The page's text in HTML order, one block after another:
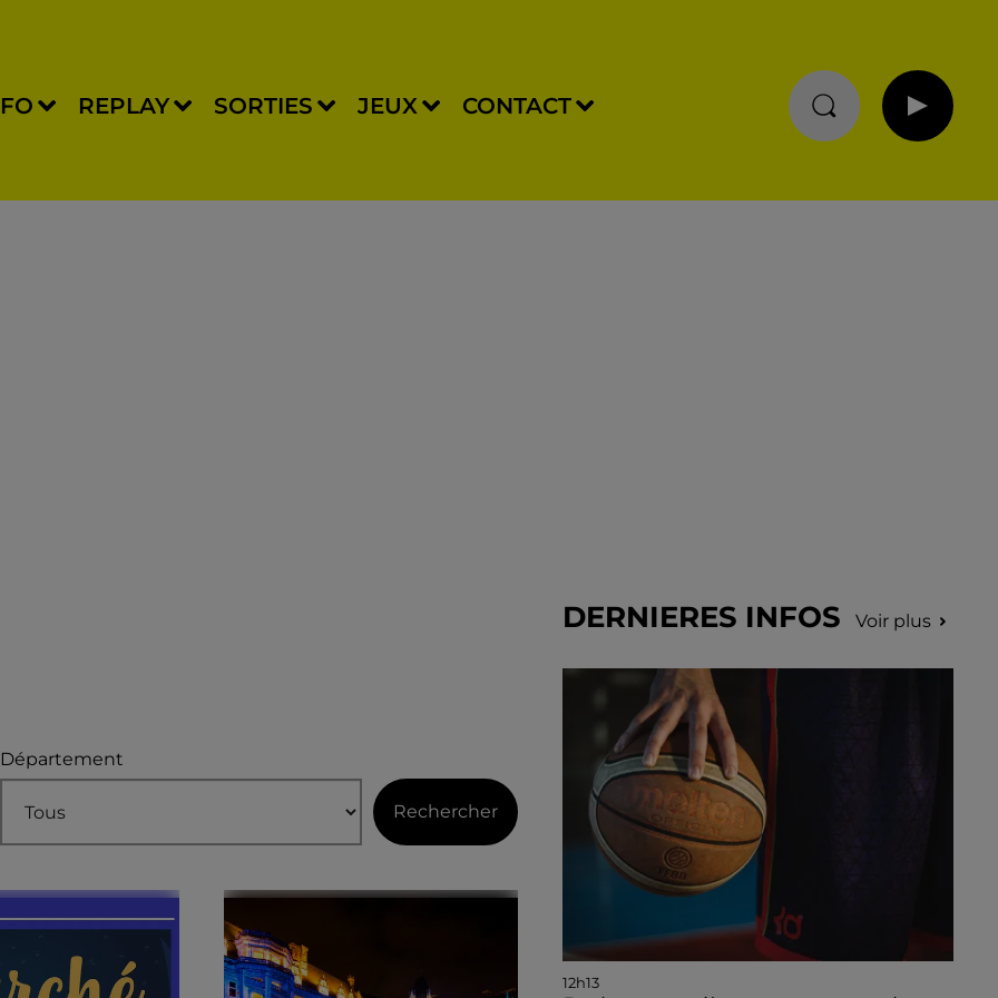
REPLAY SORTIES JEUX CONTACT
Département
Rechercher
DERNIERES INFOS Voir plus
12h13